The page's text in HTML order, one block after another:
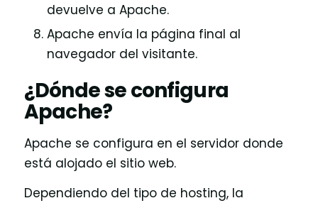
devuelve a Apache.
Apache envía la página final al
navegador del visitante.
¿Dónde se configura
Apache?
Apache se configura en el servidor donde
está alojado el sitio web.
Dependiendo del tipo de hosting, la